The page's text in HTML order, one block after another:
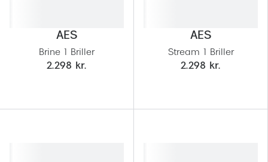
AES
Brine 1 Briller
2.298 kr.
AES
Stream 1 Briller
2.298 kr.